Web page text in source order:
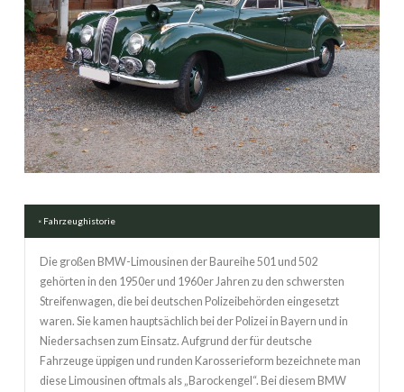
Fahrzeughistorie
Die großen BMW-Limousinen der Baureihe 501 und 502
gehörten in den 1950er und 1960er Jahren zu den schwersten
Streifenwagen, die bei deutschen Polizeibehörden eingesetzt
waren. Sie kamen hauptsächlich bei der Polizei in Bayern und in
Niedersachsen zum Einsatz. Aufgrund der für deutsche
Fahrzeuge üppigen und runden Karosserieform bezeichnete man
diese Limousinen oftmals als „Barockengel“. Bei diesem BMW